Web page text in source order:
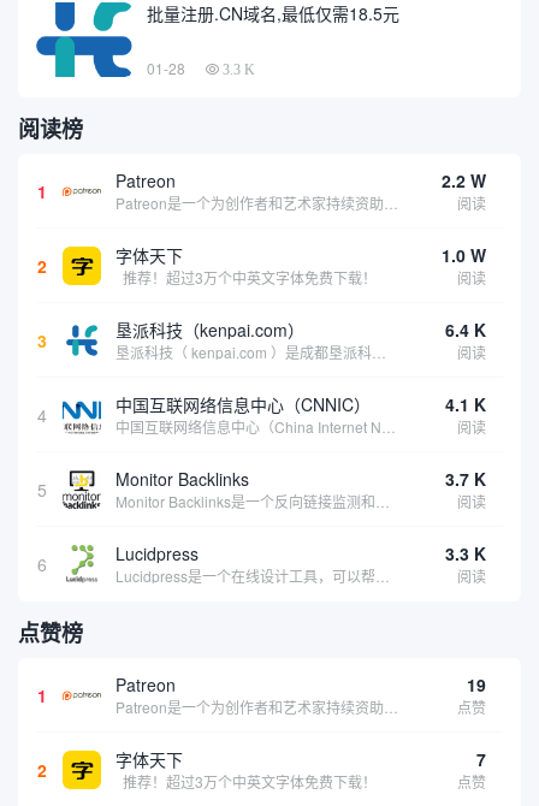
批量注册.CN域名,最低仅需18.5元
01-28 3.3 K
阅读榜
1 Patreon 2.2 W
阅读
2 字体天下
推荐！超过3万个中英文字体免费下载！
1.0 W
阅读
3 垦派科技（kenpai.com） 6.4 K
阅读
4 中国互联网络信息中心（CNNIC） 4.1 K
阅读
5 Monitor Backlinks 3.7 K
阅读
6 Lucidpress 3.3 K
阅读
点赞榜
1 Patreon 19
点赞
2 字体天下
推荐！超过3万个中英文字体免费下载！
7
点赞